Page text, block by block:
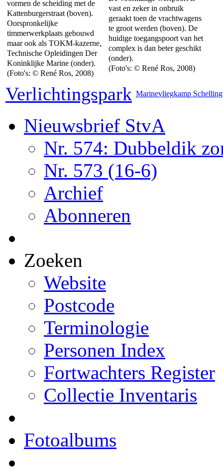
vormen de scheiding met de
Kattenburgerstraat (boven).
Oorspronkelijke
timmerwerkplaats gebouwd
maar ook als TOKM-kazerne,
Technische Opleidingen Der
Koninklijke Marine (onder).
(Foto's: © René Ros, 2008)
vast en zeker in onbruik
geraakt toen de vrachtwagens
te groot werden (boven). De
huidige toegangspoort van het
complex is dan beter geschikt
(onder).
(Foto's: © René Ros, 2008)
Verlichtingspark Marinevliegkamp
Nieuwsbrief StvA
Nr. 574: Dubbeldik
Nr. 573 (16-6)
Archief
Abonneren
Zoeken
Website
Postcode
Terminologie
Personen Index
Fortwachters Register
Collectie Inventaris
Fotoalbums